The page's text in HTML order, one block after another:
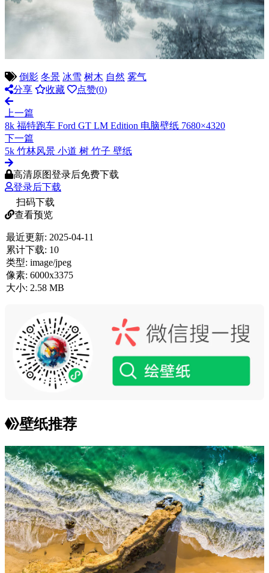
倒影 冬景 冰雪 树木 自然 雾气
分享
收藏 点赞(0)
上一篇
8k 福特跑车 Ford GT LM Edition 电脑壁纸 7680×4320
下一篇
5k 竹林风景 小道 树 竹子 壁纸
高清原图登录后免费下载
登录后下载
扫码下载
查看预览
最近更新: 2025-04-11
累计下载: 10
类型: image/jpeg
像素: 6000x3375
大小: 2.58 MB
壁纸推荐